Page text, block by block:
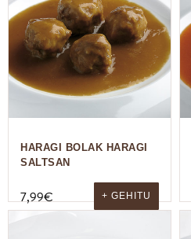
HARAGI BOLAK HARAGI
SALTSAN
7,99€ + GEHITU